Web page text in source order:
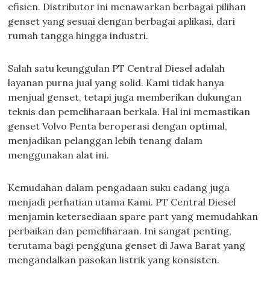
efisien. Distributor ini menawarkan berbagai pilihan
genset yang sesuai dengan berbagai aplikasi, dari
rumah tangga hingga industri.
Salah satu keunggulan PT Central Diesel adalah
layanan purna jual yang solid. Kami tidak hanya
menjual genset, tetapi juga memberikan dukungan
teknis dan pemeliharaan berkala. Hal ini memastikan
genset Volvo Penta beroperasi dengan optimal,
menjadikan pelanggan lebih tenang dalam
menggunakan alat ini.
Kemudahan dalam pengadaan suku cadang juga
menjadi perhatian utama Kami. PT Central Diesel
menjamin ketersediaan spare part yang memudahkan
perbaikan dan pemeliharaan. Ini sangat penting,
terutama bagi pengguna genset di Jawa Barat yang
mengandalkan pasokan listrik yang konsisten.